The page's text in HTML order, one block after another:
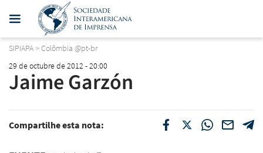
SIPIAPA> Colômbia @pt-br
29 de octubre de 2012 - 20:00
Jaime Garzón
Compartilhe esta nota: